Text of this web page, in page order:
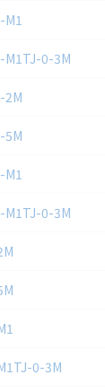
M1TJ-0-3M
2M
5M
M1TJ-0-3M
0-3M